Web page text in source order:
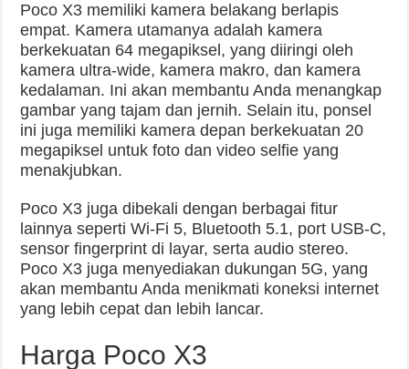
Poco X3 memiliki kamera belakang berlapis
empat. Kamera utamanya adalah kamera
berkekuatan 64 megapiksel, yang diiringi oleh
kamera ultra-wide, kamera makro, dan kamera
kedalaman. Ini akan membantu Anda menangkap
gambar yang tajam dan jernih. Selain itu, ponsel
ini juga memiliki kamera depan berkekuatan 20
megapiksel untuk foto dan video selfie yang
menakjubkan.
Poco X3 juga dibekali dengan berbagai fitur
lainnya seperti Wi-Fi 5, Bluetooth 5.1, port USB-C,
sensor fingerprint di layar, serta audio stereo.
Poco X3 juga menyediakan dukungan 5G, yang
akan membantu Anda menikmati koneksi internet
yang lebih cepat dan lebih lancar.
Harga Poco X3